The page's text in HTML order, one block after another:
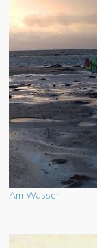
Am Wasser